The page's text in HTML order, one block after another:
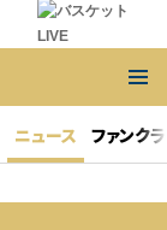
ニュース ファンク